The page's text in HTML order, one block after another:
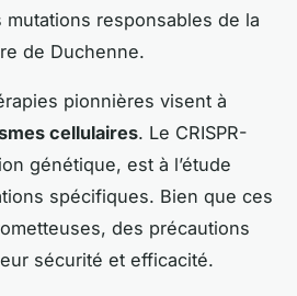
responsables de la
de Duchenne.
pionnières visent à
cellulaires. Le CRISPR-
génétique, est à l’étude
spécifiques. Bien que ces
des précautions
sécurité et efficacité.